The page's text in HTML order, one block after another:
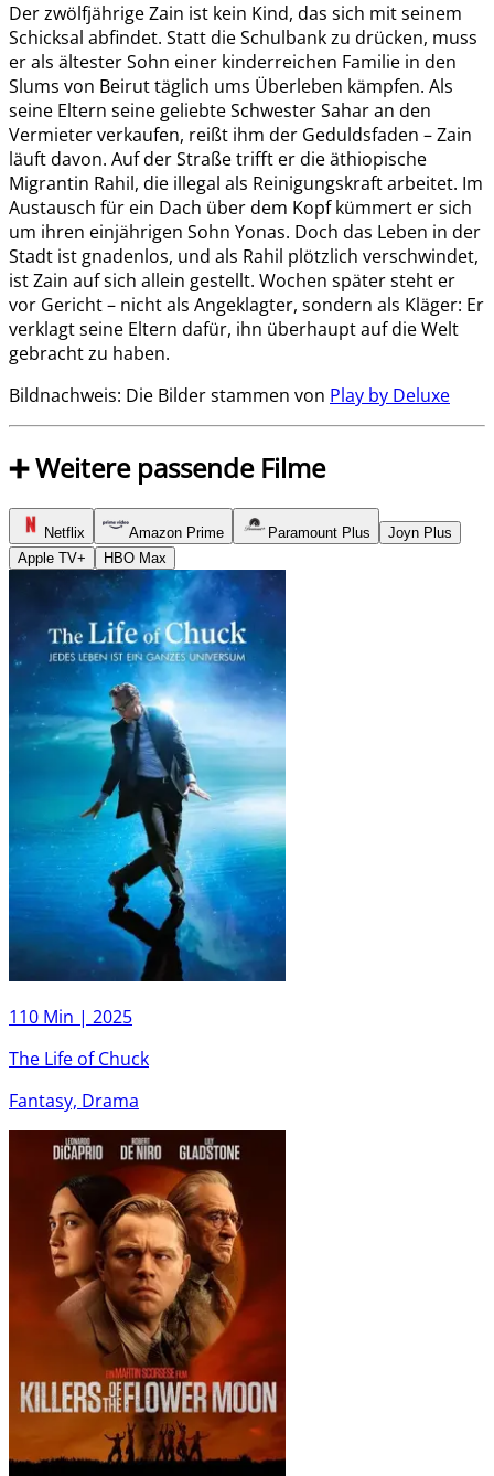
Der zwölfjährige Zain ist kein Kind, das sich mit seinem
Schicksal abfindet. Statt die Schulbank zu drücken, muss
er als ältester Sohn einer kinderreichen Familie in den
Slums von Beirut täglich ums Überleben kämpfen. Als
seine Eltern seine geliebte Schwester Sahar an den
Vermieter verkaufen, reißt ihm der Geduldsfaden – Zain
läuft davon. Auf der Straße trifft er die äthiopische
Migrantin Rahil, die illegal als Reinigungskraft arbeitet. Im
Austausch für ein Dach über dem Kopf kümmert er sich
um ihren einjährigen Sohn Yonas. Doch das Leben in der
Stadt ist gnadenlos, und als Rahil plötzlich verschwindet,
ist Zain auf sich allein gestellt. Wochen später steht er
vor Gericht – nicht als Angeklagter, sondern als Kläger: Er
verklagt seine Eltern dafür, ihn überhaupt auf die Welt
gebracht zu haben.
Bildnachweis: Die Bilder stammen von Play by Deluxe
➕ Weitere passende Filme
Netflix Amazon Prime Paramount Plus
Joyn Plus
Apple TV+
HBO Max
110 Min | 2025
The Life of Chuck
Fantasy, Drama